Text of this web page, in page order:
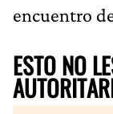
encuentro
ESTO NO